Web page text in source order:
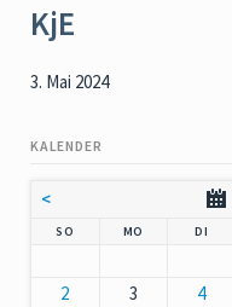
KjE
3. Mai 2024
KALENDER
<
SO MO DI
2
3 4